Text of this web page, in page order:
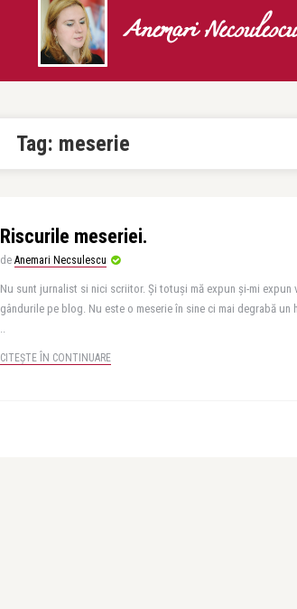
Anemari Necsulescu
Tag: meserie
Riscurile meseriei.
de Anemari Necsulescu
Nu sunt jurnalist si nici scriitor. Şi totuşi mă expun şi-mi expun
gândurile pe blog. Nu este o meserie în sine ci mai degrabă un
..
CITEȘTE ÎN CONTINUARE